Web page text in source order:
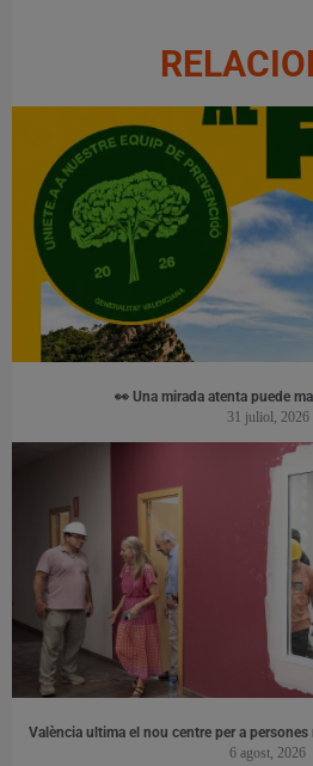
👀 Una mirada atenta puede
31 juliol, 2026
València ultima el nou centre per a
6 agost, 2026